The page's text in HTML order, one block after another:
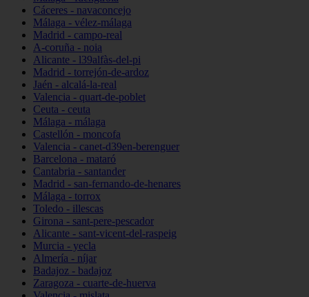
Cáceres - navaconcejo
Málaga - vélez-málaga
Madrid - campo-real
A-coruña - noia
Alicante - l39alfàs-del-pi
Madrid - torrejón-de-ardoz
Jaén - alcalá-la-real
Valencia - quart-de-poblet
Ceuta - ceuta
Málaga - málaga
Castellón - moncofa
Valencia - canet-d39en-berenguer
Barcelona - mataró
Cantabria - santander
Madrid - san-fernando-de-henares
Málaga - torrox
Toledo - illescas
Girona - sant-pere-pescador
Alicante - sant-vicent-del-raspeig
Murcia - yecla
Almería - níjar
Badajoz - badajoz
Zaragoza - cuarte-de-huerva